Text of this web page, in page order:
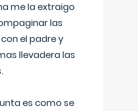
me la extraigo
las
el padre y
llevadera las
es como se